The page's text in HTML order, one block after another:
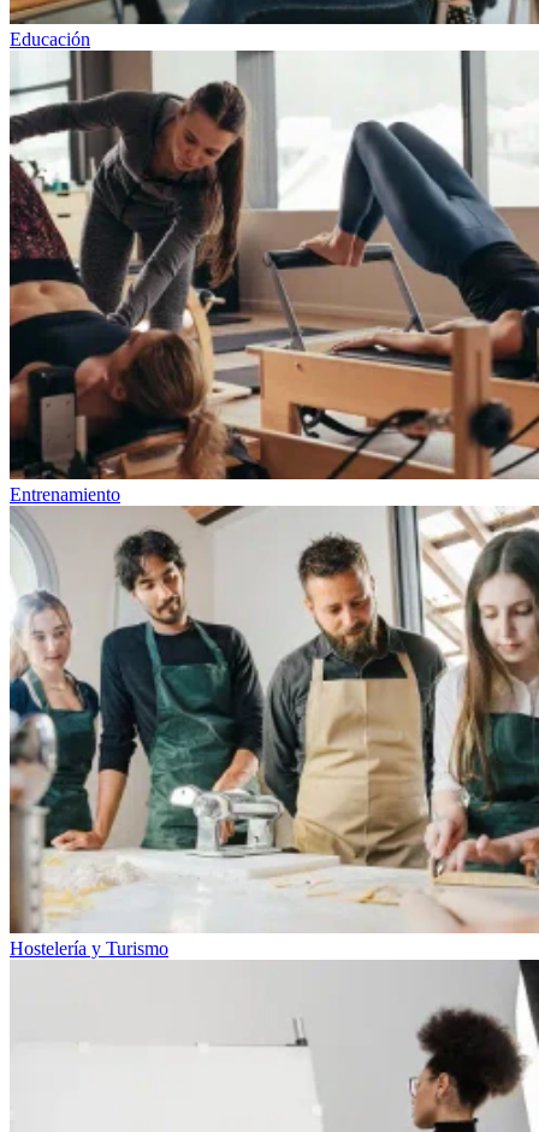
Educación
Entrenamiento
Hostelería y Turismo